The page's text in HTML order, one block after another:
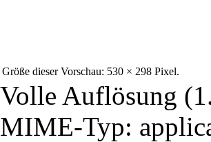
Größe dieser Vorschau: 530 × 298 Pixel.
Volle Auflösung
MIME-Typ: